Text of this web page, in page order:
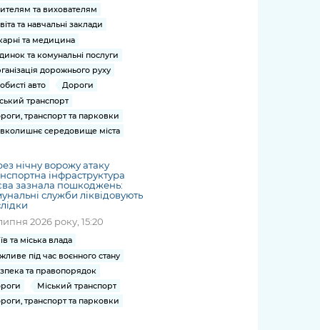
та вихователям
та навчальні заклади
та медицина
та комунальні послуги
дорожнього руху
авто
Дороги
транспорт
транспорт та парковки
середовище міста
нічну ворожу атаку
інфраструктура
зазнала пошкоджень:
служби ліквідовують
2026 року, 15:20
та міська влада
під час воєнного стану
та правопорядок
Міський транспорт
транспорт та парковки